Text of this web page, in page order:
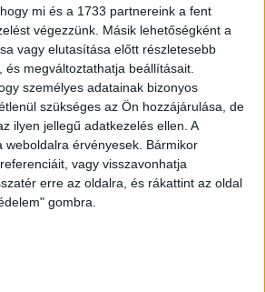
mi és a 1733 partnereink a fent
végezzünk. Másik lehetőségként a
vagy elutasítása előtt részletesebb
és megváltoztathatja beállításait.
személyes adatainak bizonyos
szükséges az Ön hozzájárulása, de
ilyen jellegű adatkezelés ellen. A
weboldalra érvényesek. Bármikor
vagy visszavonhatja
erre az oldalra, és rákattint az oldal
gombra.
filmet a Paprika Studios
2.
Paprika Studios varsói irodájának
a Netflix számára azt az életrajzi
a legendás Lady Pank